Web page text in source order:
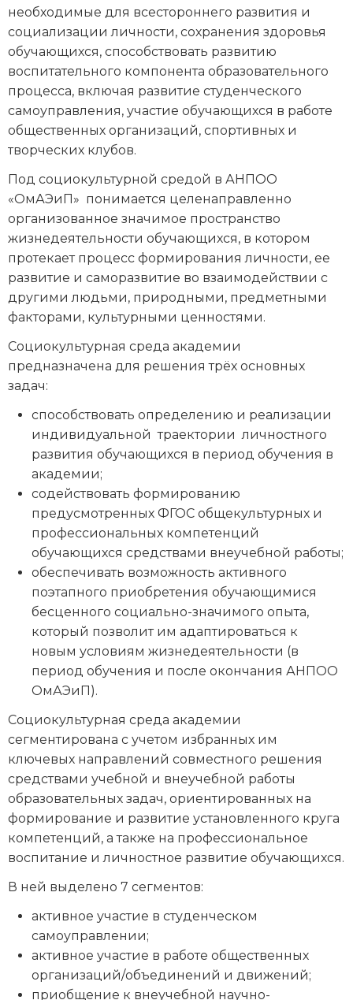
необходимые для всестороннего развития и
социализации личности, сохранения здоровья
обучающихся, способствовать развитию
воспитательного компонента образовательного
процесса, включая развитие студенческого
самоуправления, участие обучающихся в работе
общественных организаций, спортивных и
творческих клубов.
Под социокультурной средой в АНПОО
«ОмАЭиП» понимается целенаправленно
организованное значимое пространство
жизнедеятельности обучающихся, в котором
протекает процесс формирования личности, ее
развитие и саморазвитие во взаимодействии с
другими людьми, природными, предметными
факторами, культурными ценностями.
Социокультурная среда академии
предназначена для решения трёх основных
задач:
способствовать определению и реализации
индивидуальной траектории личностного
развития обучающихся в период обучения в
академии;
содействовать формированию
предусмотренных ФГОС общекультурных и
профессиональных компетенций
обучающихся средствами внеучебной работы;
обеспечивать возможность активного
поэтапного приобретения обучающимися
бесценного социально-значимого опыта,
который позволит им адаптироваться к
новым условиям жизнедеятельности (в
период обучения и после окончания АНПОО
ОмАЭиП).
Социокультурная среда академии
сегментирована с учетом избранных им
ключевых направлений совместного решения
средствами учебной и внеучебной работы
образовательных задач, ориентированных на
формирование и развитие установленного круга
компетенций, а также на профессиональное
воспитание и личностное развитие обучающихся.
В ней выделено 7 сегментов:
активное участие в студенческом
самоуправлении;
активное участие в работе общественных
организаций/объединений и движений;
приобщение к внеучебной научно-